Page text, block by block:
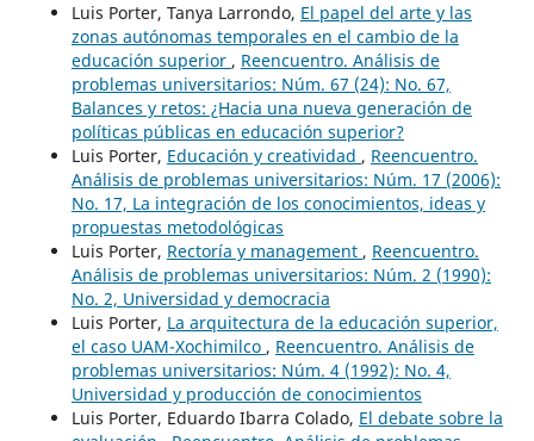
Luis Porter, Tanya Larrondo, El papel del arte y las
zonas autónomas temporales en el cambio de la
educación superior , Reencuentro. Análisis de
problemas universitarios: Núm. 67 (24): No. 67,
Balances y retos: ¿Hacia una nueva generación de
políticas públicas en educación superior?
Luis Porter, Educación y creatividad , Reencuentro.
Análisis de problemas universitarios: Núm. 17 (2006):
No. 17, La integración de los conocimientos, ideas y
propuestas metodológicas
Luis Porter, Rectoría y management , Reencuentro.
Análisis de problemas universitarios: Núm. 2 (1990):
No. 2, Universidad y democracia
Luis Porter, La arquitectura de la educación superior,
el caso UAM-Xochimilco , Reencuentro. Análisis de
problemas universitarios: Núm. 4 (1992): No. 4,
Universidad y producción de conocimientos
Luis Porter, Eduardo Ibarra Colado, El debate sobre la